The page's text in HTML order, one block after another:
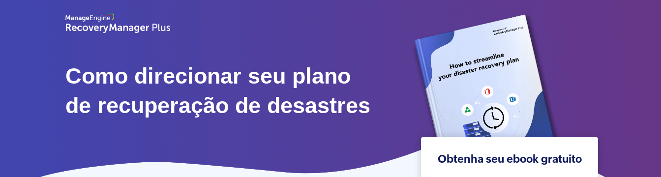
Como direcionar seu plano
de recuperação de desastres
Obtenha seu ebook gratuito